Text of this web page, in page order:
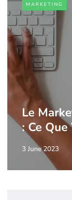
MARKETING
Le
: Ce
3 June 2023